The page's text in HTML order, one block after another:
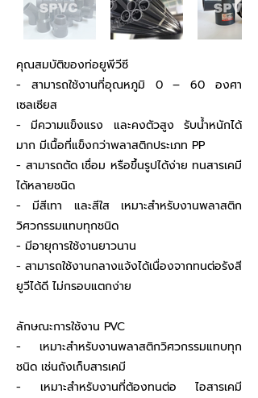
คุณสมบัติของท่อยูพีวีซี
- สามารถใช้งานที่อุณหภูมิ 0 – 60 องศา
เซลเซียส
- มีความแข็งแรง และคงตัวสูง รับน้ำหนักได้
มาก มีเนื้อที่แข็งกว่าพลาสติกประเภท PP
- สามารถตัด เชื่อม หรือขึ้นรูปได้ง่าย ทนสารเคมี
ได้หลายชนิด
- มีสีเทา และสีใส เหมาะสำหรับงานพลาสติก
วิศวกรรมแทบทุกชนิด
- มีอายุการใช้งานยาวนาน
- สามารถใช้งานกลางแจ้งได้เนื่องจากทนต่อรังสี
ยูวีได้ดี ไม่กรอบแตกง่าย
ลักษณะการใช้งาน PVC
- เหมาะสำหรับงานพลาสติกวิศวกรรมแทบทุก
ชนิด เช่นถังเก็บสารเคมี
- เหมาะสำหรับงานที่ต้องทนต่อ ไอสารเคมี